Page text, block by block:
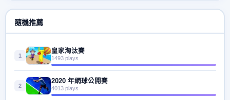
隨機推薦
1
皇家淘汰賽
1493 plays
2
2020 年網球公開賽
4013 plays